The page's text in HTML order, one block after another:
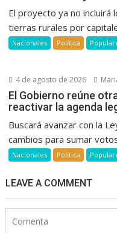
El proyecto ya no incluirá
tierras rurales por
Nacionales Política
4 de agosto de 2026
El Gobierno reúne
reactivar la agenda
Buscará avanzar con la
cambios para sumar
Nacionales Política
LEAVE A COMMENT